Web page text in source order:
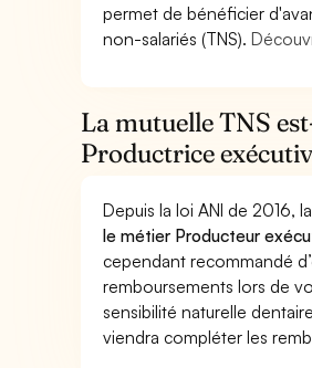
permet de bénéficier
non-salariés (TNS).
La mutuelle TNS
Productrice
Depuis la loi ANI de 2016,
le métier Producteur
cependant recommandé
remboursements lors de
sensibilité naturelle
viendra compléter les